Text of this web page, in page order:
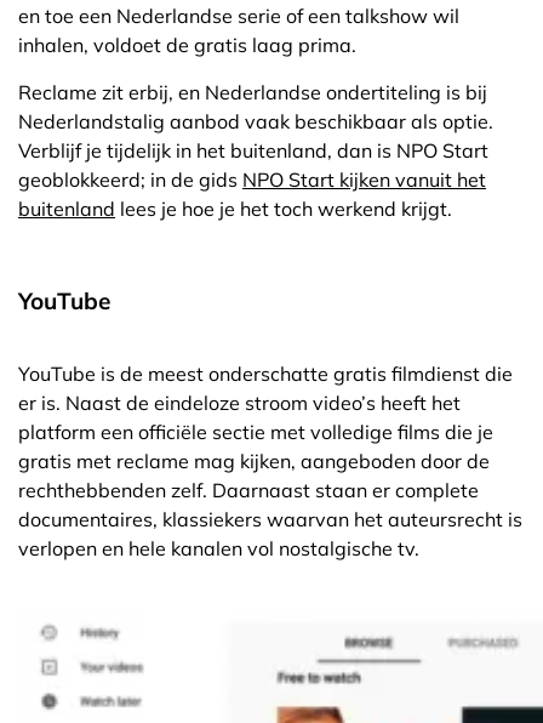
en toe een Nederlandse serie of een talkshow wil
inhalen, voldoet de gratis laag prima.
Reclame zit erbij, en Nederlandse ondertiteling is bij
Nederlandstalig aanbod vaak beschikbaar als optie.
Verblijf je tijdelijk in het buitenland, dan is NPO Start
geoblokkeerd; in de gids NPO Start kijken vanuit het
buitenland lees je hoe je het toch werkend krijgt.
YouTube
YouTube is de meest onderschatte gratis filmdienst die
er is. Naast de eindeloze stroom video’s heeft het
platform een officiële sectie met volledige films die je
gratis met reclame mag kijken, aangeboden door de
rechthebbenden zelf. Daarnaast staan er complete
documentaires, klassiekers waarvan het auteursrecht is
verlopen en hele kanalen vol nostalgische tv.